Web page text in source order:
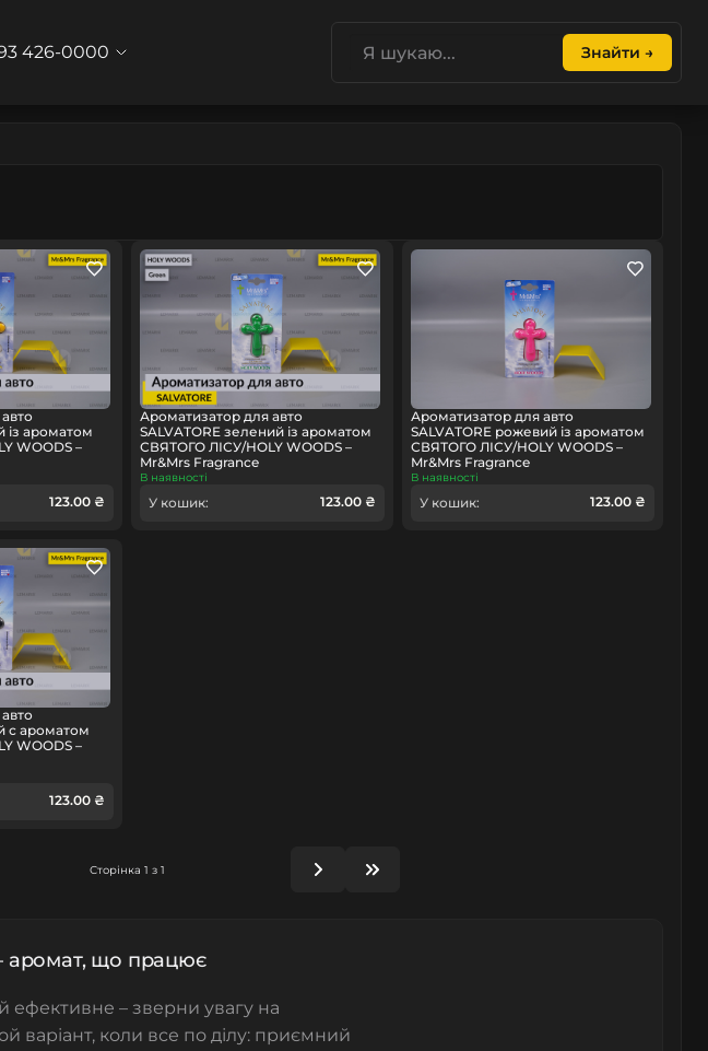
426-0000 Знайти →
із ароматом
WOODS –
123.00 ₴
Ароматизатор для авто
SALVATORE зелений із ароматом
СВЯТОГО ЛІСУ/HOLY WOODS –
Mr&Mrs Fragrance
В наявності
У кошик: 123.00 ₴
Ароматизатор для авто
SALVATORE рожевий із ароматом
СВЯТОГО ЛІСУ/HOLY WOODS –
Mr&Mrs Fragrance
В наявності
У кошик: 123.00 ₴
с ароматом
WOODS –
123.00 ₴
Сторінка 1 з 1
аромат, що працює
– зверни увагу на
варіант, коли все по ділу: приємний